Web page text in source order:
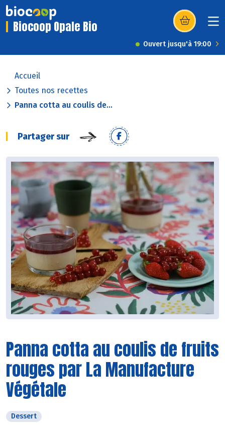
Biocoop Opale Bio (s’ouvre dans
Ouvert jusqu'à 19:00
Accueil
Toutes nos recettes
Panna cotta au coulis de...
Partager sur
Panna cotta au coulis de fruits
rouges par La Manufacture
Végétale
Dessert